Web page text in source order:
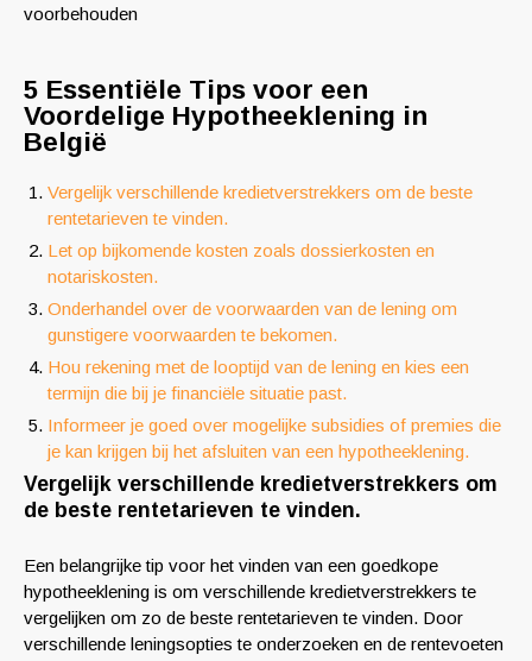
voorbehouden
5 Essentiële Tips voor een
Voordelige Hypotheeklening in
België
Vergelijk verschillende kredietverstrekkers om de beste
rentetarieven te vinden.
Let op bijkomende kosten zoals dossierkosten en
notariskosten.
Onderhandel over de voorwaarden van de lening om
gunstigere voorwaarden te bekomen.
Hou rekening met de looptijd van de lening en kies een
termijn die bij je financiële situatie past.
Informeer je goed over mogelijke subsidies of premies die
je kan krijgen bij het afsluiten van een hypotheeklening.
Vergelijk verschillende kredietverstrekkers om
de beste rentetarieven te vinden.
Een belangrijke tip voor het vinden van een goedkope
hypotheeklening is om verschillende kredietverstrekkers te
vergelijken om zo de beste rentetarieven te vinden. Door
verschillende leningsopties te onderzoeken en de rentevoeten